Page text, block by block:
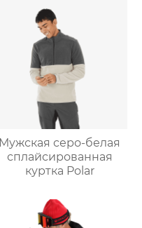
Мужская серо-белая
сплайсированная
куртка Polar